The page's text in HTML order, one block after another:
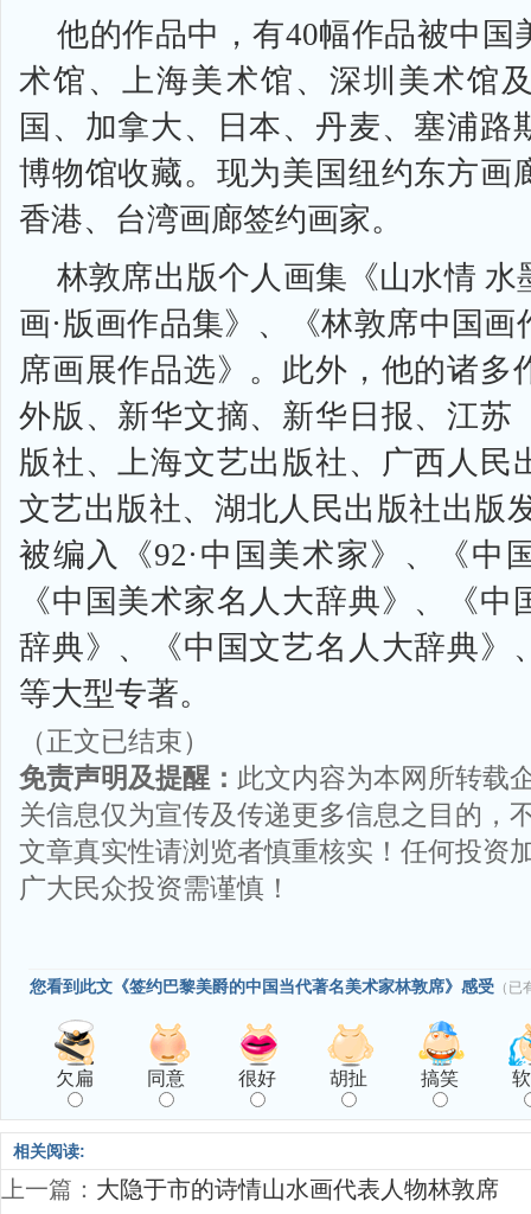
他的作品中，有40幅作品被中国
术馆、上海美术馆、深圳美术馆
国、加拿大、日本、丹麦、塞浦路
博物馆收藏。现为美国纽约东方画
香港、台湾画廊签约画家。
林敦席出版个人画集《山水情
画·版画作品集》、《林敦席中国
席画展作品选》。此外，他的诸多
外版、新华文摘、新华日报、江苏
版社、上海文艺出版社、广西人民
文艺出版社、湖北人民出版社出版
被编入《92·中国美术家》、《中
《中国美术家名人大辞典》、《中
辞典》、《中国文艺名人大辞典》
等大型专著。
（正文已结束）
免责声明及提醒： 此文内容为本网所转载
关信息仅为宣传及传递更多信息之目的，
文章真实性请浏览者慎重核实！任何投资
广大民众投资需谨慎！
您看到此文《签约巴黎美爵的中国当代著名美术家林敦席》感受 （已
欠扁 同意 很好 胡扯 搞笑
相关阅读:
上一篇： 大隐于市的诗情山水画代表人物林敦席